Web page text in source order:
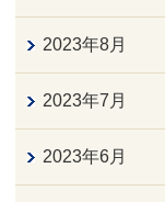
2023年8月
2023年7月
2023年6月